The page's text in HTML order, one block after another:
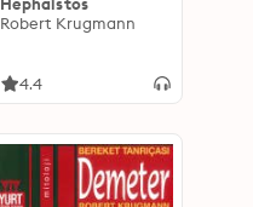
Robert Krugmann
4.4